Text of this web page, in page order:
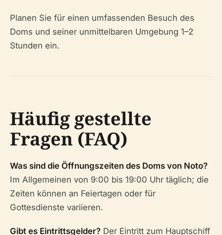
Planen Sie für einen umfassenden Besuch des
Doms und seiner unmittelbaren Umgebung 1–2
Stunden ein.
Häufig gestellte
Fragen (FAQ)
Was sind die Öffnungszeiten des Doms von Noto?
Im Allgemeinen von 9:00 bis 19:00 Uhr täglich; die
Zeiten können an Feiertagen oder für
Gottesdienste variieren.
Gibt es Eintrittsgelder? Der Eintritt zum Hauptschiff